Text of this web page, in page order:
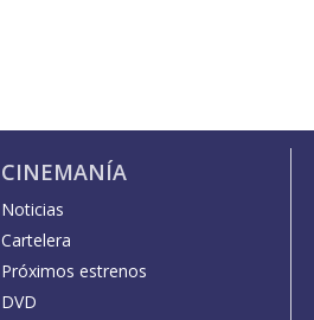
CINEMANÍA
Noticias
Cartelera
Próximos estrenos
DVD